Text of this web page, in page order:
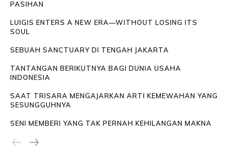
PASIHAN
LUIGIS ENTERS A NEW ERA—WITHOUT LOSING ITS
SOUL
SEBUAH SANCTUARY DI TENGAH JAKARTA
TANTANGAN BERIKUTNYA BAGI DUNIA USAHA
INDONESIA
SAAT TRISARA MENGAJARKAN ARTI KEMEWAHAN YANG
SESUNGGUHNYA
SENI MEMBERI YANG TAK PERNAH KEHILANGAN MAKNA